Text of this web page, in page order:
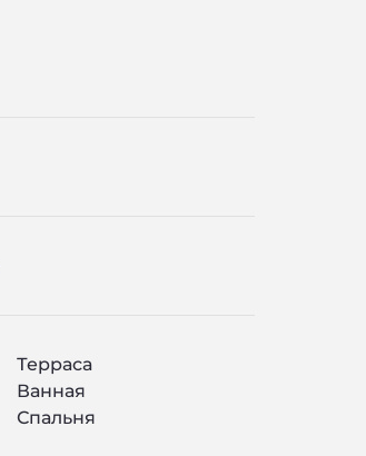
Терраса
Ванная
Спальня